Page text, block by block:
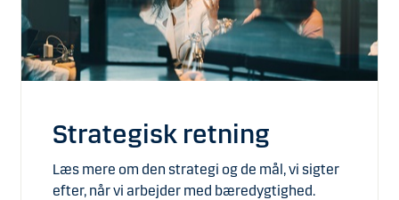
Strategisk retning
Læs mere om den strategi og de mål, vi sigter
efter, når vi arbejder med bæredygtighed.